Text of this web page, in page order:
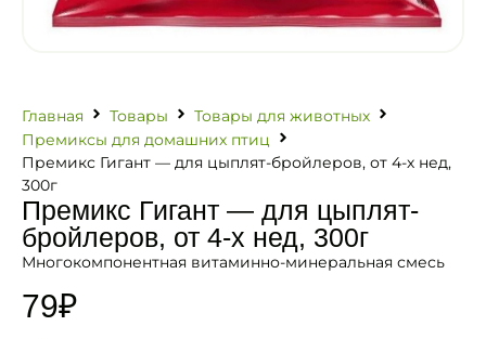
Главная Товары
Товары для животных
Премиксы для домашних птиц
Премикс Гигант — для цыплят-бройлеров, от 4-х нед,
300г
Премикс Гигант — для цыплят-
бройлеров, от 4-х нед, 300г
Многокомпонентная витаминно-минеральная смесь
79₽